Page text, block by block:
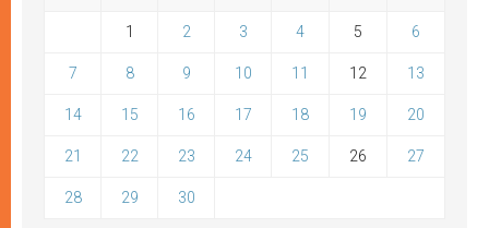
1 2 3 4 5 6
7 8 9 10 11 12 13
14 15 16 17 18 19 20
21 22 23 24 25 26 27
28 29 30